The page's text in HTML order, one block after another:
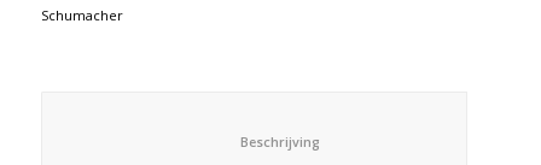
Schumacher